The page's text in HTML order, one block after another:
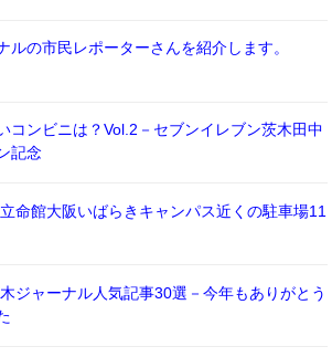
ルの市民レポーターさんを紹介します。
コンビニは？Vol.2－セブンイレブン茨木田中
記念
命館大阪いばらきキャンパス近くの駐車場11
ジャーナル人気記事30選－今年もありがとう